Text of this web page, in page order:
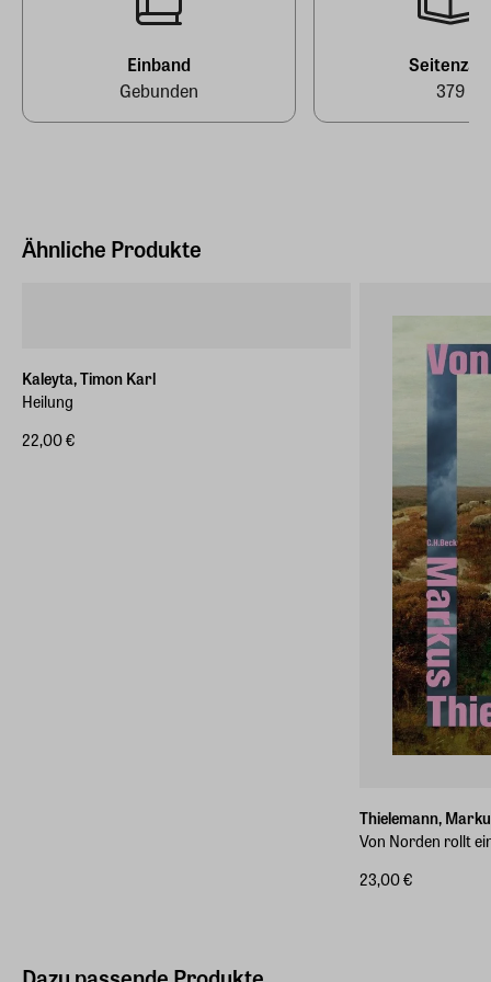
produktsicherheit@fischerverlage.de
Einband
Gebunden
Seitenzahl
379
Ähnliche Produkte
Kaleyta, Timon Karl
Heilung
22,00 €
Thielemann,
Von Norden rollt
23,00 €